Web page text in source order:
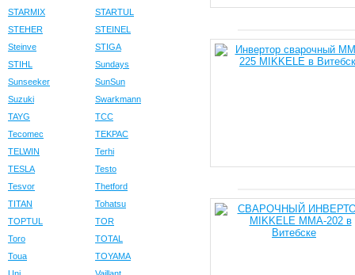
STARMIX
STARTUL
STEHER
STEINEL
Steinve
STIGA
STIHL
Sundays
Sunseeker
SunSun
Suzuki
Swarkmann
TAYG
TCC
Tecomec
TEKPAC
TELWIN
Terhi
TESLA
Testo
Tesvor
Thetford
TITAN
Tohatsu
TOPTUL
TOR
Toro
TOTAL
Toua
TOYAMA